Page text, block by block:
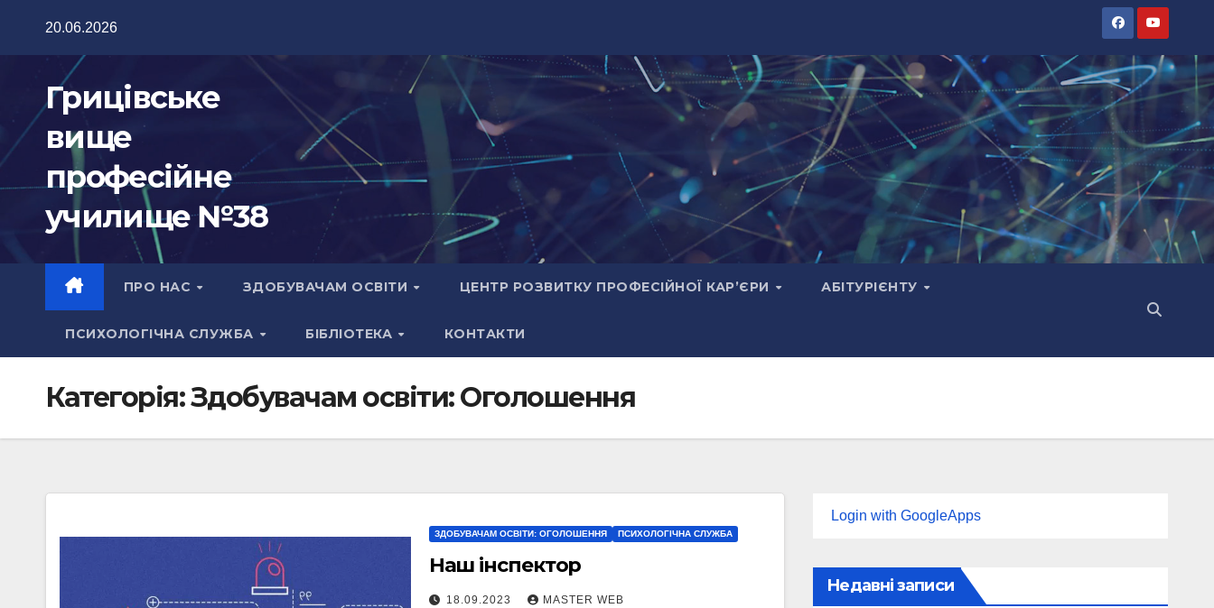
20.06.2026
Грицівське
вище
професійне
училище №38
ПРО НАС ЗДОБУВАЧАМ ОСВІТИ ЦЕНТР РОЗВИТКУ ПРОФЕСІЙНОЇ КАР’ЄРИ АБІТУРІЄНТУ
ПСИХОЛОГІЧНА СЛУЖБА БІБЛІОТЕКА КОНТАКТИ
Категорія:Здобувачам освіти: Оголошення
ЗДОБУВАЧАМ ОСВІТИ: ОГОЛОШЕННЯ ПСИХОЛОГІЧНА СЛУЖБА
Наш інспектор
18.09.2023 MASTER WEB
Login with GoogleApps
Недавні записи